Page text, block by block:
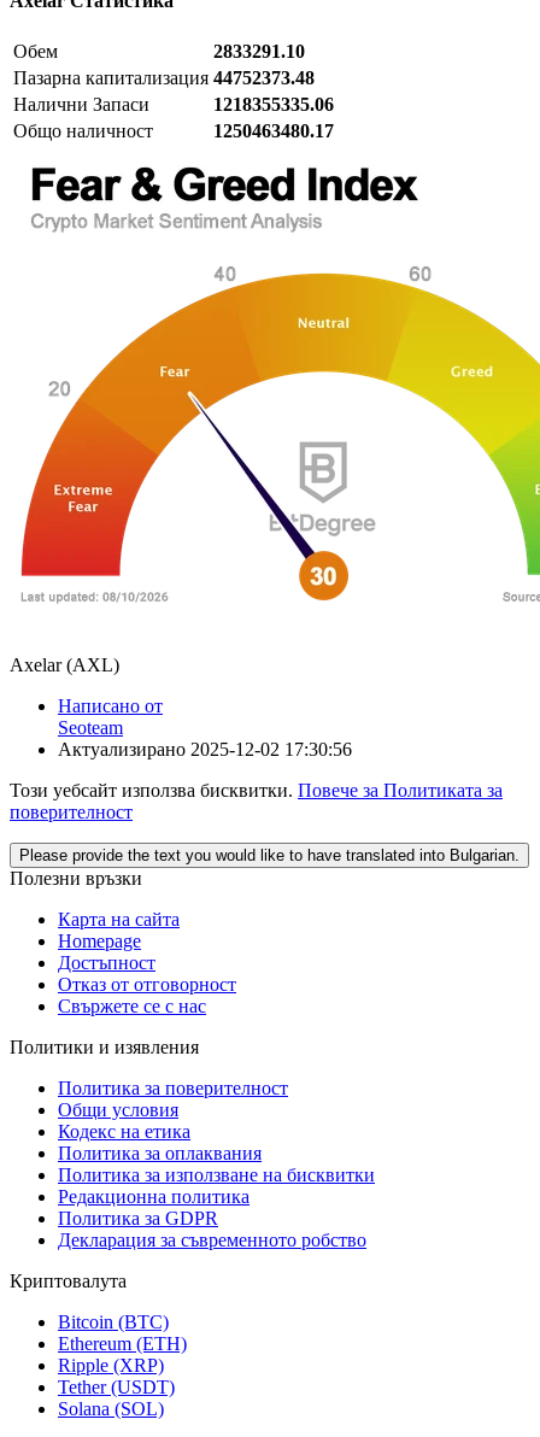
Обем
2833291.10
Пазарна капитализация 44752373.48
Налични Запаси
1218355335.06
Общо наличност
1250463480.17
Axelar (AXL)
Написано от
Seoteam
Актуализирано 2025-12-02 17:30:56
Този уебсайт използва бисквитки. Повече за Политиката за
поверителност
Please provide the text you would like to have translated into Bulgarian.
Полезни връзки
Карта на сайта
Homepage
Достъпност
Отказ от отговорност
Свържете се с нас
Политики и изявления
Политика за поверителност
Общи условия
Кодекс на етика
Политика за оплаквания
Политика за използване на бисквитки
Редакционна политика
Политика за GDPR
Декларация за съвременното робство
Криптовалута
Bitcoin (BTC)
Ethereum (ETH)
Ripple (XRP)
Tether (USDT)
Solana (SOL)